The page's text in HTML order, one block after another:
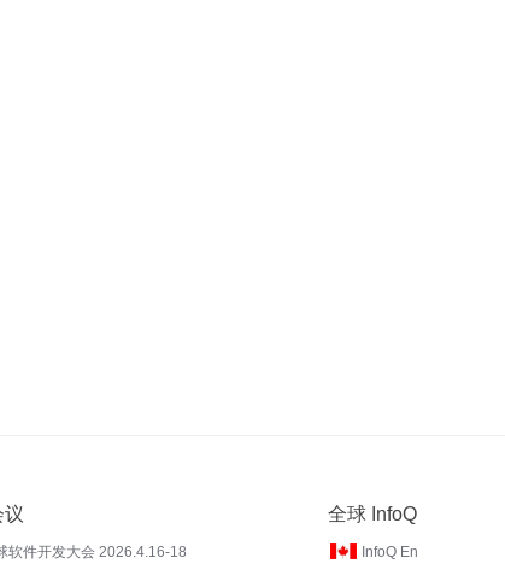
议
软件开发大会 2026.4.16-18
全球 InfoQ
InfoQ En